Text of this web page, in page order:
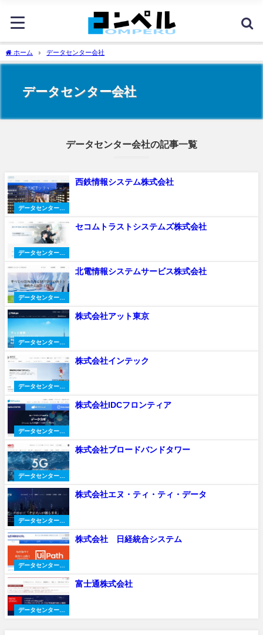
ホーム データセンター会社
データセンター会社
データセンター会社の記事一覧
データセンター会
社
西鉄情報システム株式会社
データセンター会
社
セコムトラストシステムズ株式会社
データセンター会
社
北電情報システムサービス株式会社
データセンター会
社
株式会社アット東京
データセンター会
社
株式会社インテック
データセンター会
社
株式会社IDCフロンティア
データセンター会
社
株式会社ブロードバンドタワー
データセンター会
社
株式会社エヌ・ティ・ティ・データ
データセンター会
社
株式会社 日経統合システム
データセンター会
富士通株式会社